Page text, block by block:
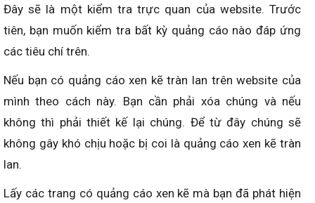
Đây sẽ là một kiểm tra trực quan của website. Trước
tiên, bạn muốn kiểm tra bất kỳ quảng cáo nào đáp ứng
các tiêu chí trên.
Nếu bạn có quảng cáo xen kẽ tràn lan trên website của
mình theo cách này. Bạn cần phải xóa chúng và nếu
không thì phải thiết kế lại chúng. Để từ đây chúng sẽ
không gây khó chịu hoặc bị coi là quảng cáo xen kẽ tràn
lan.
Lấy các trang có quảng cáo xen kẽ mà bạn đã phát hiện